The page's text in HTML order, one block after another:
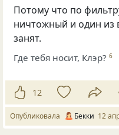
Потому что по
ничтожный и один из
занят.
Где тебя носит, Клэр? 6
12
Опубликовала Бекки 12